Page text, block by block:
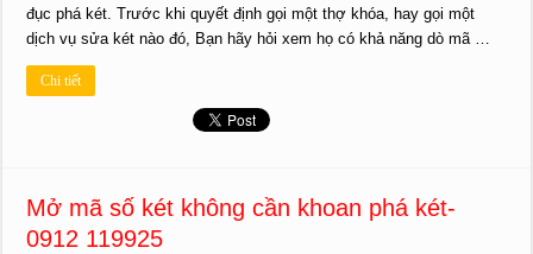
đục phá két. Trước khi quyết định gọi một thợ khóa, hay gọi một
dịch vụ sửa két nào đó, Bạn hãy hỏi xem họ có khả năng dò mã …
Chi tiết
Mở mã số két không cần khoan phá két-
0912 119925